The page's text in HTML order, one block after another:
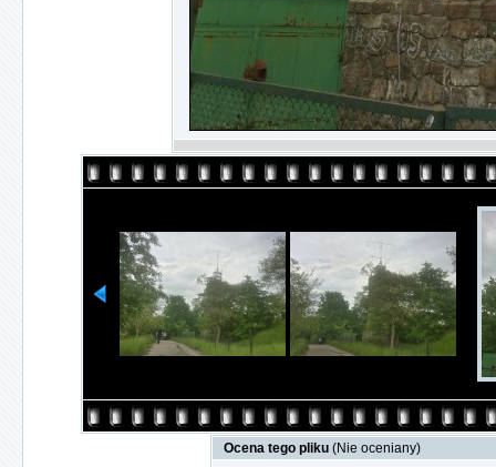
Ocena tego pliku (Nie oceniany)